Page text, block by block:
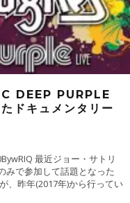
DEEP PURPLE
ドキュメンタリー
最近ジョー・サトリ
みで参加して話題となった
、昨年(2017年)から行ってい